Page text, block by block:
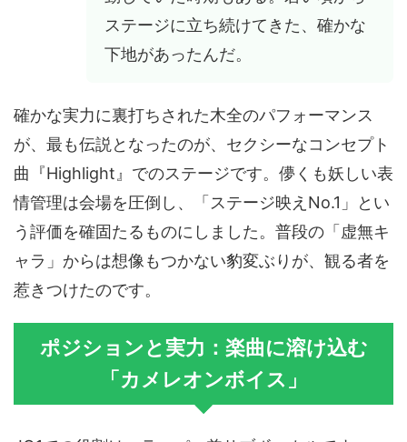
ステージに立ち続けてきた、確かな
下地があったんだ。
確かな実力に裏打ちされた木全のパフォーマンス
が、最も伝説となったのが、セクシーなコンセプト
曲『Highlight』でのステージです。儚くも妖しい表
情管理は会場を圧倒し、「ステージ映えNo.1」とい
う評価を確固たるものにしました。普段の「虚無キ
ャラ」からは想像もつかない豹変ぶりが、観る者を
惹きつけたのです。
ポジションと実力：楽曲に溶け込む
「カメレオンボイス」